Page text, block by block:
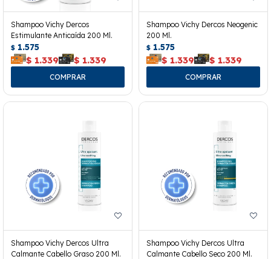
Shampoo Vichy Dercos
Estimulante Anticaída 200 Ml.
$ 1.575
$ 1.339 $ 1.339
Shampoo Vichy Dercos Neogenic
200 Ml.
$ 1.575
$ 1.339 $ 1.339
Shampoo Vichy Dercos Ultra
Calmante Cabello Graso 200 Ml.
Shampoo Vichy Dercos Ultra
Calmante Cabello Seco 200 Ml.